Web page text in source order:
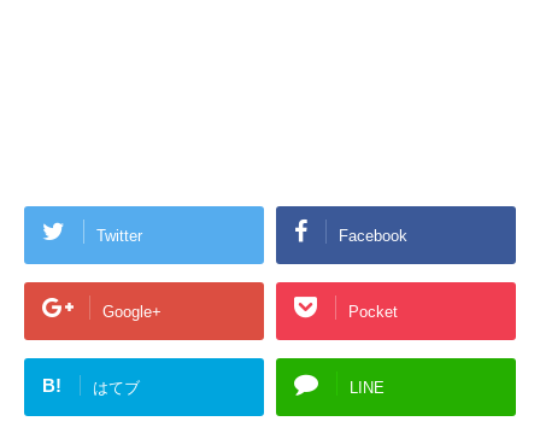
Twitter Facebook
Google+ Pocket
B! はてブ LINE